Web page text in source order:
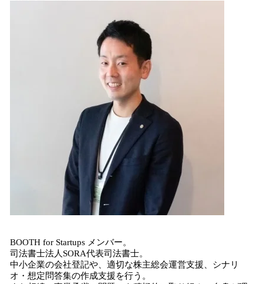
BOOTH for Startups メンバー。
司法書士法人SORA代表司法書士。
中小企業の会社登記や、適切な株主総会運営支援、シナリ
オ・想定問答集の作成支援を行う。